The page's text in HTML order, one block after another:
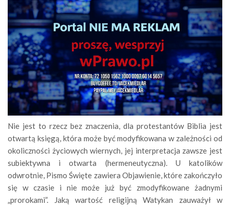
Nie jest to rzecz bez znaczenia, dla protestantów Biblia jest
otwartą księgą, która może być modyfikowana w zależności od
okoliczności życiowych wiernych, jej interpretacja zawsze jest
subiektywna i otwarta (hermeneutyczna). U katolików
odwrotnie, Pismo Święte zawiera Objawienie, które zakończyło
się w czasie i nie może już być zmodyfikowane żadnymi
„prorokami”. Jaką wartość religijną Watykan zauważył w